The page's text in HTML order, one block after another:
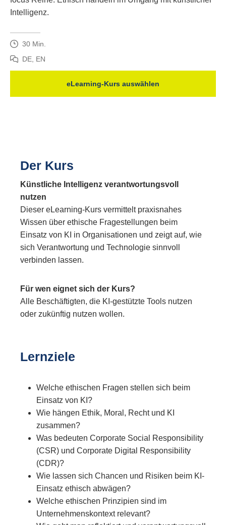
Intelligenz.
30 Min.
DE, EN
eLearning-Kurs auswählen
Der Kurs
Künstliche Intelligenz verantwortungsvoll
nutzen
Dieser eLearning-Kurs vermittelt praxisnahes
Wissen über ethische Fragestellungen beim
Einsatz von KI in Organisationen und zeigt auf, wie
sich Verantwortung und Technologie sinnvoll
verbinden lassen.
Für wen eignet sich der Kurs?
Alle Beschäftigten, die KI-gestützte Tools nutzen
oder zukünftig nutzen wollen.
Lernziele
Welche ethischen Fragen stellen sich beim
Einsatz von KI?
Wie hängen Ethik, Moral, Recht und KI
zusammen?
Was bedeuten Corporate Social Responsibility
(CSR) und Corporate Digital Responsibility
(CDR)?
Wie lassen sich Chancen und Risiken beim KI-
Einsatz ethisch abwägen?
Welche ethischen Prinzipien sind im
Unternehmenskontext relevant?